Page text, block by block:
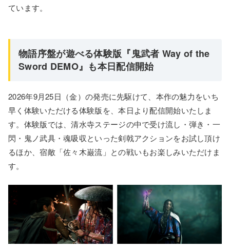
ています。
物語序盤が遊べる体験版『鬼武者 Way of the
Sword DEMO』も本日配信開始
2026年9月25日（金）の発売に先駆けて、本作の魅力をいち
早く体験いただける体験版を、本日より配信開始いたしま
す。体験版では、清水寺ステージの中で受け流し・弾き・一
閃・鬼ノ武具・魂吸収といった剣戟アクションをお試し頂け
るほか、宿敵「佐々木巌流」との戦いもお楽しみいただけま
す。